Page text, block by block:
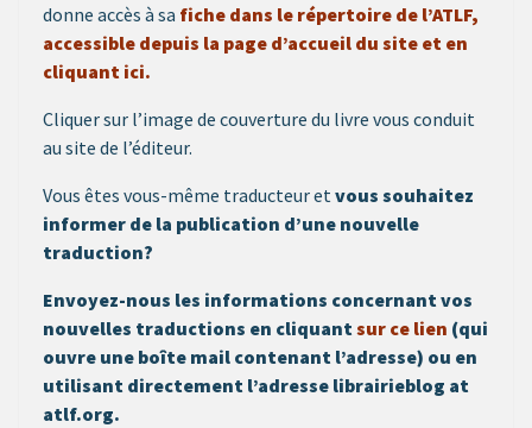
donne accès à sa fiche dans le répertoire de l’ATLF,
accessible depuis la page d’accueil du site et en
cliquant ici.
Cliquer sur l’image de couverture du livre vous conduit
au site de l’éditeur.
Vous êtes vous-même traducteur etvous souhaitez
informer de la publication d’une nouvelle
traduction?
Envoyez-nous les informations concernant vos
nouvelles traductions en cliquantsur ce lien (qui
ouvre une boîte mail contenant l’adresse) ou en
utilisant directement l’adresse librairieblog at
atlf.org.